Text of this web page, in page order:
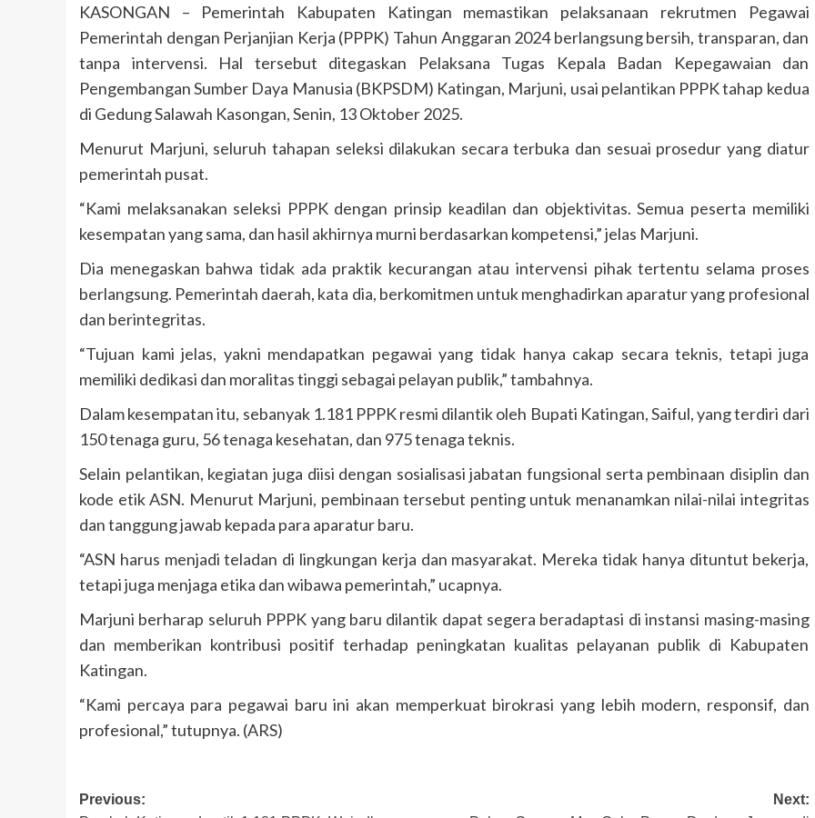
KASONGAN – Pemerintah Kabupaten Katingan memastikan pelaksanaan rekrutmen Pegawai
Pemerintah dengan Perjanjian Kerja (PPPK) Tahun Anggaran 2024 berlangsung bersih, transparan, dan
tanpa intervensi. Hal tersebut ditegaskan Pelaksana Tugas Kepala Badan Kepegawaian dan
Pengembangan Sumber Daya Manusia (BKPSDM) Katingan, Marjuni, usai pelantikan PPPK tahap kedua
di Gedung Salawah Kasongan, Senin, 13 Oktober 2025.
Menurut Marjuni, seluruh tahapan seleksi dilakukan secara terbuka dan sesuai prosedur yang diatur
pemerintah pusat.
“Kami melaksanakan seleksi PPPK dengan prinsip keadilan dan objektivitas. Semua peserta memiliki
kesempatan yang sama, dan hasil akhirnya murni berdasarkan kompetensi,” jelas Marjuni.
Dia menegaskan bahwa tidak ada praktik kecurangan atau intervensi pihak tertentu selama proses
berlangsung. Pemerintah daerah, kata dia, berkomitmen untuk menghadirkan aparatur yang profesional
dan berintegritas.
“Tujuan kami jelas, yakni mendapatkan pegawai yang tidak hanya cakap secara teknis, tetapi juga
memiliki dedikasi dan moralitas tinggi sebagai pelayan publik,” tambahnya.
Dalam kesempatan itu, sebanyak 1.181 PPPK resmi dilantik oleh Bupati Katingan, Saiful, yang terdiri dari
150 tenaga guru, 56 tenaga kesehatan, dan 975 tenaga teknis.
Selain pelantikan, kegiatan juga diisi dengan sosialisasi jabatan fungsional serta pembinaan disiplin dan
kode etik ASN. Menurut Marjuni, pembinaan tersebut penting untuk menanamkan nilai-nilai integritas
dan tanggung jawab kepada para aparatur baru.
“ASN harus menjadi teladan di lingkungan kerja dan masyarakat. Mereka tidak hanya dituntut bekerja,
tetapi juga menjaga etika dan wibawa pemerintah,” ucapnya.
Marjuni berharap seluruh PPPK yang baru dilantik dapat segera beradaptasi di instansi masing-masing
dan memberikan kontribusi positif terhadap peningkatan kualitas pelayanan publik di Kabupaten
Katingan.
“Kami percaya para pegawai baru ini akan memperkuat birokrasi yang lebih modern, responsif, dan
profesional,” tutupnya. (ARS)
Post
Previous:
Next:
Polres Gunung Mas Amankan Ibadah
Kenaikan Yesus Kristus di Sembilan